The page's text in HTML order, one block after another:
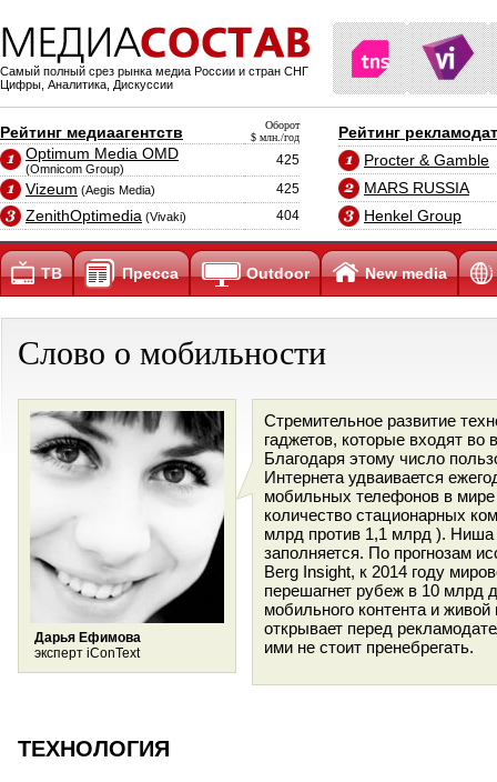
Самый полный срез рынка медиа России и стран СНГ
Цифры, Аналитика, Дискуссии
Рейтинг медиаагентств
Оборот
$ млн./год
Optimum Media OMD
(Omnicom Group)
425
Vizeum (Aegis Media) 425
ZenithOptimedia (Vivaki) 404
Рейтинг
Procter & Gamble
MARS RUSSIA
Henkel Group
ТВ Пресса Outdoor New media
Слово о мобильности
Дарья Ефимова
эксперт iConText
Стремительное развитие
гаджетов, которые входят
Благодаря этому число
Интернета удваивается
мобильных телефонов в
количество стационарных
млрд против 1,1 млрд ).
заполняется. По прогнозам
Berg Insight, к 2014 году
перешагнет рубеж в 10 млрд
мобильного контента и живой
открывает перед
ими не стоит пренебрегать.
ТЕХНОЛОГИЯ